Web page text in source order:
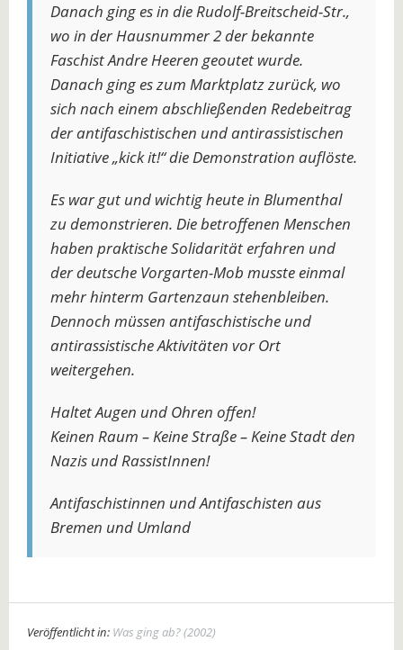
Danach ging es in die Rudolf-Breitscheid-Str.,
wo in der Hausnummer 2 der bekannte
Faschist Andre Heeren geoutet wurde.
Danach ging es zum Marktplatz zurück, wo
sich nach einem abschließenden Redebeitrag
der antifaschistischen und antirassistischen
Initiative „kick it!“ die Demonstration auflöste.
Es war gut und wichtig heute in Blumenthal
zu demonstrieren. Die betroffenen Menschen
haben praktische Solidarität erfahren und
der deutsche Vorgarten-Mob musste einmal
mehr hinterm Gartenzaun stehenbleiben.
Dennoch müssen antifaschistische und
antirassistische Aktivitäten vor Ort
weitergehen.
Haltet Augen und Ohren offen!
Keinen Raum – Keine Straße – Keine Stadt den
Nazis und RassistInnen!
Antifaschistinnen und Antifaschisten aus
Bremen und Umland
Veröffentlicht in: Was ging ab? (2002)